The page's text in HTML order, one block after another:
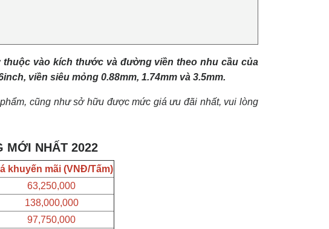
thuộc vào kích thước và đường viền theo nhu cầu của
viền siêu mỏng 0.88mm, 1.74mm và 3.5mm.
cũng như sở hữu được mức giá ưu đãi nhất, vui lòng
MỚI NHẤT 2022
khuyến mãi (VNĐ/Tấm)
63,250,000
138,000,000
97,750,000